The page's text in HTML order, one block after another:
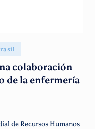
colaboración
de la enfermería
de Recursos Humanos